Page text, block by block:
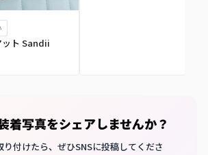
ト Sandii
着写真をシェアしませんか？
り付けたら、ぜひSNSに投稿してくださ